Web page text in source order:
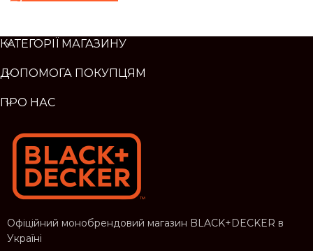
КАТЕГОРІЇ МАГАЗИНУ
ДОПОМОГА ПОКУПЦЯМ
ПРО НАС
Офіційний монобрендовий магазин BLACK+DECKER в
Україні